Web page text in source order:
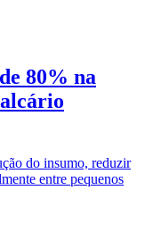
80% na
do insumo, reduzir
entre pequenos